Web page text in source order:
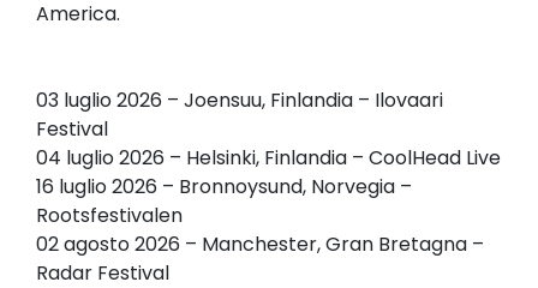
America.
03 luglio 2026 – Joensuu, Finlandia – Ilovaari
Festival
04 luglio 2026 – Helsinki, Finlandia – CoolHead Live
16 luglio 2026 – Bronnoysund, Norvegia –
Rootsfestivalen
02 agosto 2026 – Manchester, Gran Bretagna –
Radar Festival